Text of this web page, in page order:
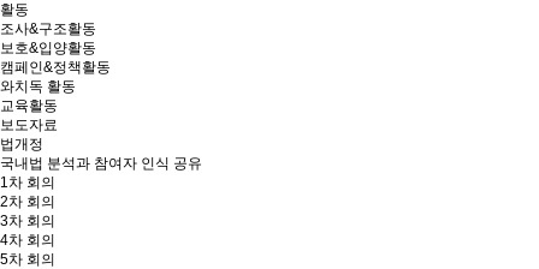
활동
조사&구조활동
보호&입양활동
캠페인&정책활동
와치독 활동
교육활동
보도자료
법개정
국내법 분석과 참여자 인식 공유
1차 회의
2차 회의
3차 회의
4차 회의
5차 회의